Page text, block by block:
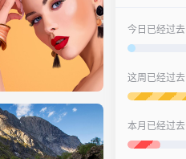
今日已经过去
这周已经过去
本月已经过去